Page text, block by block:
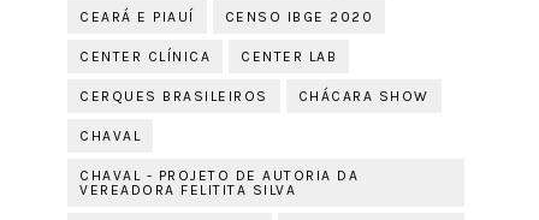
CEARÁ E PIAUÍ CENSO IBGE 2020
CENTER CLÍNICA CENTER LAB
CERQUES BRASILEIROS CHÁCARA SHOW
CHAVAL
CHAVAL - PROJETO DE AUTORIA DA
VEREADORA FELITITA SILVA